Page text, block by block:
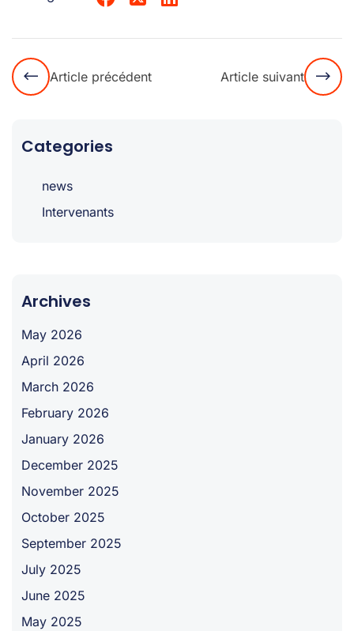
Article précédent Article suivant
Categories
news
Intervenants
Archives
May 2026
April 2026
March 2026
February 2026
January 2026
December 2025
November 2025
October 2025
September 2025
July 2025
June 2025
May 2025